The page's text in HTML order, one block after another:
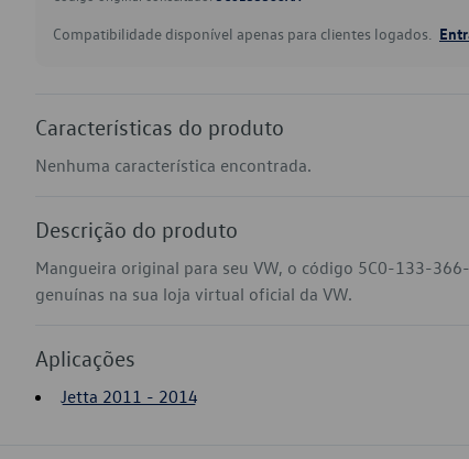
Compatibilidade disponível apenas para clientes logados.
Características do produto
Nenhuma característica encontrada.
Descrição do produto
Mangueira original para seu VW, o código 5C0-133-
genuínas na sua loja virtual oficial da VW.
Aplicações
Jetta 2011 - 2014